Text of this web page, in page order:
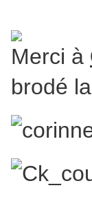
Merci à
brodé